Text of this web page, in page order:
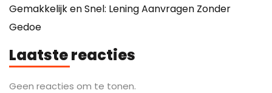
Gemakkelijk en Snel: Lening Aanvragen Zonder
Gedoe
Laatste reacties
Geen reacties om te tonen.